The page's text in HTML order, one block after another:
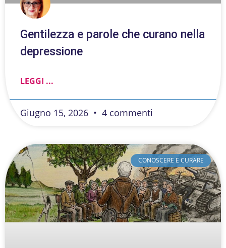
Gentilezza e parole che curano nella
depressione
LEGGI ...
Giugno 15, 2026 4 commenti
CONOSCERE E CURARE